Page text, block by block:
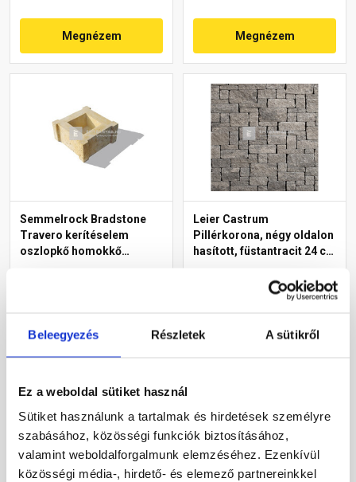
Beleegyezés Részletek A sütikről
Ez a weboldal sütiket használ
Sütiket használunk a tartalmak és hirdetések személyre
szabásához, közösségi funkciók biztosításához,
valamint weboldalforgalmunk elemzéséhez. Ezenkívül
közösségi média-, hirdető- és elemező partnereinkkel
Megnézem Megnézem
Semmelrock Bradstone
Travero kerítéselem
oszlopkő homokkő
Leier Castrum
Pillérkorona, négy oldalon
hasított, füstantracit 24 cm
Gyártói készleten